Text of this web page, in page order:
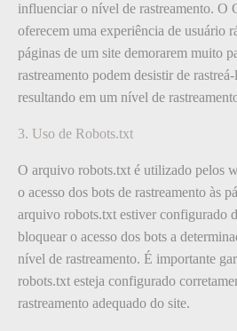
influenciar o nível de rastreamento. O
oferecem uma experiência de usuário
páginas de um site demorarem muito
rastreamento podem desistir de
resultando em um nível de
3. Uso de Robots.txt
O arquivo robots.txt é utilizado pelos
o acesso dos bots de rastreamento às
arquivo robots.txt estiver configurado
bloquear o acesso dos bots a
nível de rastreamento. É importante
robots.txt esteja configurado
rastreamento adequado do site.